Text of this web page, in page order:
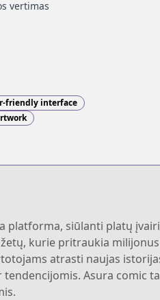
vertimas
friendly interface
platforma, siūlanti platų
kurie pritraukia
atrasti naujas
Asura comic